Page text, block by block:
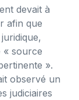
devait à
afin que
« source
».
observé un
judiciaires